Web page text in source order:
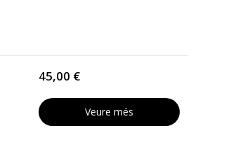
45,00 €
Veure més